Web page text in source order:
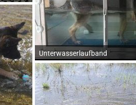
Unterwasserlaufband